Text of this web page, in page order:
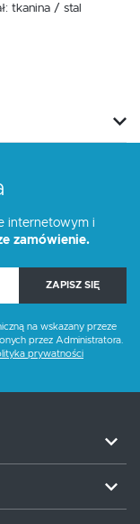
tkanina / stal
internetowym i
zamówienie.
ZAPISZ SIĘ
na wskazany przeze
przez Administratora.
prywatności